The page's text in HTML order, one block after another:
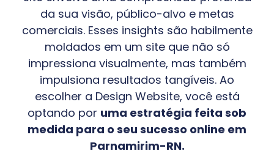
da sua visão, público-alvo e metas
comerciais. Esses insights são habilmente
moldados em um site que não só
impressiona visualmente, mas também
impulsiona resultados tangíveis. Ao
escolher a Design Website, você está
optando por uma estratégia feita sob
medida para o seu sucesso online em
Parnamirim-RN.